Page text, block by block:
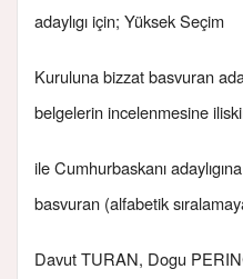
adaylıgı için; Yüksek Seçim
Kuruluna bizzat basvuran
belgelerin incelenmesine
ile Cumhurbaskanı
basvuran (alfabetik
Davut TURAN, Dogu